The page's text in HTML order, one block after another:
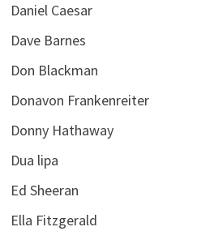
Daniel Caesar
Dave Barnes
Don Blackman
Donavon Frankenreiter
Donny Hathaway
Dua lipa
Ed Sheeran
Ella Fitzgerald